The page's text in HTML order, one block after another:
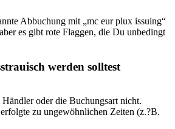
Abbuchung mit „mc eur plux issuing“
es gibt rote Flaggen, die Du unbedingt
werden solltest
oder die Buchungsart nicht.
zu ungewöhnlichen Zeiten (z.?B.